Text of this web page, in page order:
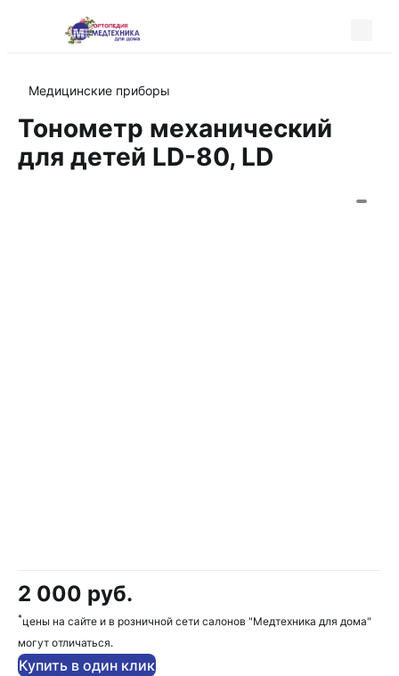
Медицинские приборы
Тонометр механический
для детей LD-80, LD
2 000 руб.
*цены на сайте и в розничной сети салонов "Медтехника для дома"
могут отличаться.
Купить в один клик